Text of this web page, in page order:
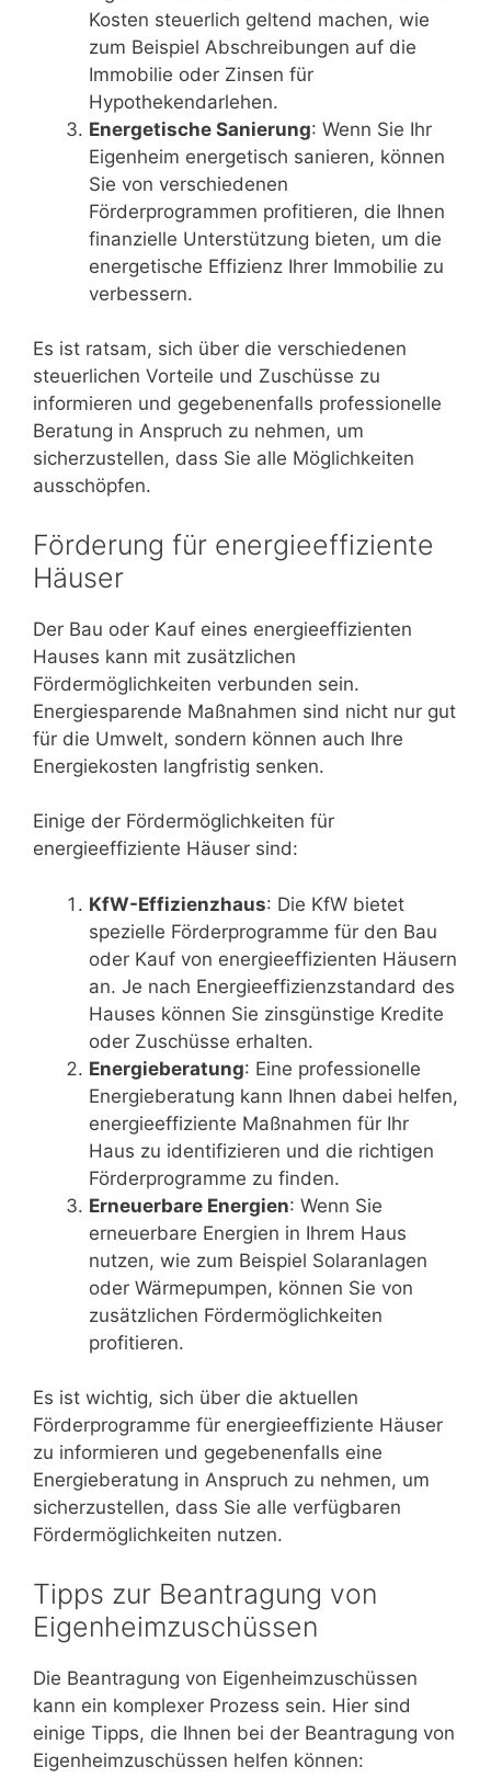
Kosten steuerlich geltend machen, wie
zum Beispiel Abschreibungen auf die
Immobilie oder Zinsen für
Hypothekendarlehen.
Energetische Sanierung: Wenn Sie Ihr
Eigenheim energetisch sanieren, können
Sie von verschiedenen
Förderprogrammen profitieren, die Ihnen
finanzielle Unterstützung bieten, um die
energetische Effizienz Ihrer Immobilie zu
verbessern.
Es ist ratsam, sich über die verschiedenen
steuerlichen Vorteile und Zuschüsse zu
informieren und gegebenenfalls professionelle
Beratung in Anspruch zu nehmen, um
sicherzustellen, dass Sie alle Möglichkeiten
ausschöpfen.
Förderung für energieeffiziente
Häuser
Der Bau oder Kauf eines energieeffizienten
Hauses kann mit zusätzlichen
Fördermöglichkeiten verbunden sein.
Energiesparende Maßnahmen sind nicht nur gut
für die Umwelt, sondern können auch Ihre
Energiekosten langfristig senken.
Einige der Fördermöglichkeiten für
energieeffiziente Häuser sind:
KfW-Effizienzhaus: Die KfW bietet
spezielle Förderprogramme für den Bau
oder Kauf von energieeffizienten Häusern
an. Je nach Energieeffizienzstandard des
Hauses können Sie zinsgünstige Kredite
oder Zuschüsse erhalten.
Energieberatung: Eine professionelle
Energieberatung kann Ihnen dabei helfen,
energieeffiziente Maßnahmen für Ihr
Haus zu identifizieren und die richtigen
Förderprogramme zu finden.
Erneuerbare Energien: Wenn Sie
erneuerbare Energien in Ihrem Haus
nutzen, wie zum Beispiel Solaranlagen
oder Wärmepumpen, können Sie von
zusätzlichen Fördermöglichkeiten
profitieren.
Es ist wichtig, sich über die aktuellen
Förderprogramme für energieeffiziente Häuser
zu informieren und gegebenenfalls eine
Energieberatung in Anspruch zu nehmen, um
sicherzustellen, dass Sie alle verfügbaren
Fördermöglichkeiten nutzen.
Tipps zur Beantragung von
Eigenheimzuschüssen
Die Beantragung von Eigenheimzuschüssen
kann ein komplexer Prozess sein. Hier sind
einige Tipps, die Ihnen bei der Beantragung von
Eigenheimzuschüssen helfen können: